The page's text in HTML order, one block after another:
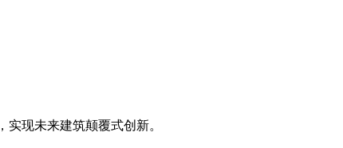
现未来建筑颠覆式创新。